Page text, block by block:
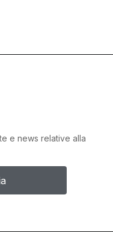
e news relative alla